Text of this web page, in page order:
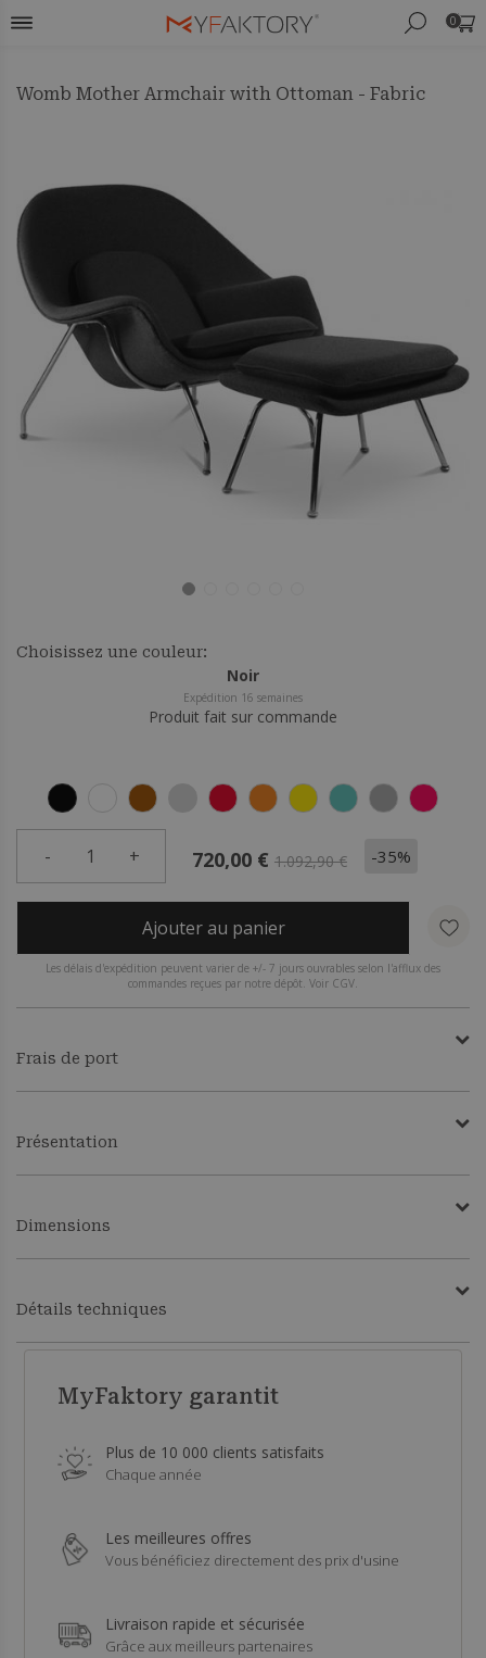
0
Womb Mother Armchair with Ottoman - Fabric
Choisissez une couleur:
Noir
Expédition 16 semaines
Produit fait sur commande
- 1 + 720,00 € 1.092,90 € -35%
Ajouter au panier
Les délais d'expédition peuvent varier de +/- 7 jours ouvrables selon l'afflux des
commandes reçues par notre dépôt. Voir CGV.
Frais de port
Présentation
Dimensions
Détails techniques
MyFaktory garantit
Plus de 10 000 clients satisfaits
Chaque année
Les meilleures offres
Vous bénéficiez directement des prix d'usine
Livraison rapide et sécurisée
Grâce aux meilleurs partenaires